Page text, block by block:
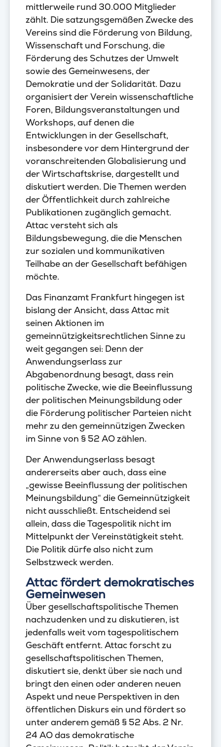
mittlerweile rund 30.000 Mitglieder
zählt. Die satzungsgemäßen Zwecke des
Vereins sind die Förderung von Bildung,
Wissenschaft und Forschung, die
Förderung des Schutzes der Umwelt
sowie des Gemeinwesens, der
Demokratie und der Solidarität. Dazu
organisiert der Verein wissenschaftliche
Foren, Bildungsveranstaltungen und
Workshops, auf denen die
Entwicklungen in der Gesellschaft,
insbesondere vor dem Hintergrund der
voranschreitenden Globalisierung und
der Wirtschaftskrise, dargestellt und
diskutiert werden. Die Themen werden
der Öffentlichkeit durch zahlreiche
Publikationen zugänglich gemacht.
Attac versteht sich als
Bildungsbewegung, die die Menschen
zur sozialen und kommunikativen
Teilhabe an der Gesellschaft befähigen
möchte.
Das Finanzamt Frankfurt hingegen ist
bislang der Ansicht, dass Attac mit
seinen Aktionen im
gemeinnützigkeitsrechtlichen Sinne zu
weit gegangen sei: Denn der
Anwendungserlass zur
Abgabenordnung besagt, dass rein
politische Zwecke, wie die Beeinflussung
der politischen Meinungsbildung oder
die Förderung politischer Parteien nicht
mehr zu den gemeinnützigen Zwecken
im Sinne von § 52 AO zählen.
Der Anwendungserlass besagt
andererseits aber auch, dass eine
„gewisse Beeinflussung der politischen
Meinungsbildung“ die Gemeinnützigkeit
nicht ausschließt. Entscheidend sei
allein, dass die Tagespolitik nicht im
Mittelpunkt der Vereinstätigkeit steht.
Die Politik dürfe also nicht zum
Selbstzweck werden.
Attac fördert demokratisches
Gemeinwesen
Über gesellschaftspolitische Themen
nachzudenken und zu diskutieren, ist
jedenfalls weit vom tagespolitischem
Geschäft entfernt. Attac forscht zu
gesellschaftspolitischen Themen,
diskutiert sie, denkt über sie nach und
bringt den einen oder anderen neuen
Aspekt und neue Perspektiven in den
öffentlichen Diskurs ein und fördert so
unter anderem gemäß § 52 Abs. 2 Nr.
24 AO das demokratische